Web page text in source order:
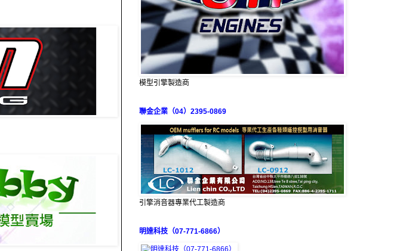
模型引擎製造商
聯金企業（04）2395-0869
引擎消音器專業代工製造商
明達科技（07-771-6866）